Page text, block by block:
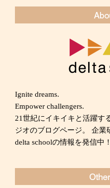
ン
Ignite dreams.
Empower challengers.
21世紀にイキイキと活躍す
ジオのブログページ。 企業
delta schoolの情報を発信中！